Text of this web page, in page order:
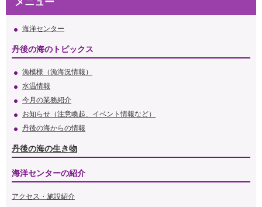
海洋センター
丹後の海のトピックス
漁模様（漁海況情報）
水温情報
今月の業務紹介
お知らせ（注意喚起、イベント情報など）
丹後の海からの情報
丹後の海の生き物
海洋センターの紹介
アクセス・施設紹介